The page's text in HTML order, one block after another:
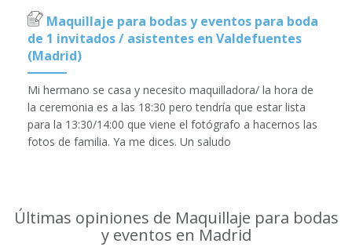
Maquillaje para bodas y eventos para boda
de 1 invitados / asistentes en Valdefuentes
(Madrid)
Mi hermano se casa y necesito maquilladora/ la hora de
la ceremonia es a las 18:30 pero tendría que estar lista
para la 13:30/14:00 que viene el fotógrafo a hacernos las
fotos de familia. Ya me dices. Un saludo
Últimas opiniones de Maquillaje para bodas
y eventos en Madrid